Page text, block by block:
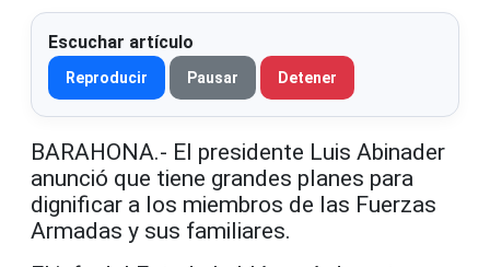
Escuchar artículo
Reproducir Pausar Detener
BARAHONA.- El presidente Luis Abinader
anunció que tiene grandes planes para
dignificar a los miembros de las Fuerzas
Armadas y sus familiares.